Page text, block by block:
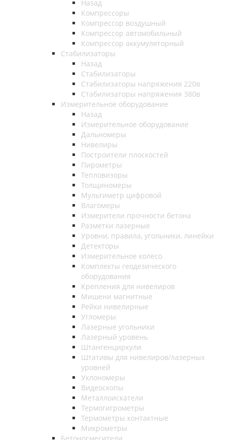
Назад
Компрессоры
Компрессор воздушный
Компрессор автомобильный
Компрессор аккумуляторный
Стабилизаторы
Назад
Стабилизаторы
Стабилизаторы напряжения 220в
Стабилизаторы напряжения 380в
Измерительное оборудование
Назад
Измерительное оборудование
Дальномеры
Нивелиры
Построители плоскостей
Пирометры
Тепловизоры
Толщиномеры
Мультиметр цифровой
Влагомеры
Измерители прочности бетона
Разметки лазерные
Уровни, правила, угольники, линейки
Детекторы
Измерительное колесо
Комплекты геодезического
оборудования
Крепления для нивелиров
Мишени магнитные
Рейки нивелирные
Угломеры
Лазерные угольники
Лазерный уровень
Штангенциркули
Штативы для нивелиров/лазерных
уровней
Уклономеры
Видеоскопы
Металлоискатели
Термогигрометры
Термометры контактные
Микрометры
Бетоносмесители